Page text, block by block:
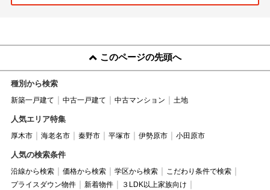
このページの先頭へ
種別から検索
新築一戸建て 中古一戸建て 中古マンション 土地
人気エリア特集
厚木市 海老名市 秦野市 平塚市 伊勢原市 小田原市
人気の検索条件
沿線から検索 価格から検索 学区から検索
こだわり条件で検索
プライスダウン物件
新着物件
３LDK以上家族向け